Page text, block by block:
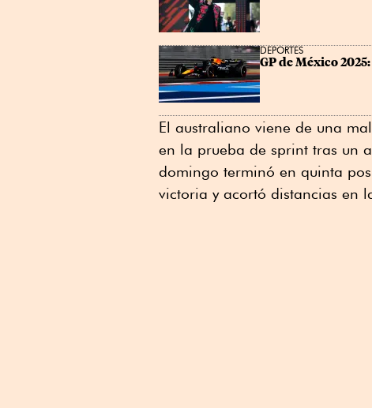
DEPORTES
GP de México
El australiano viene de una
en la prueba de sprint tras un
domingo terminó en quinta
victoria y acortó distancias en